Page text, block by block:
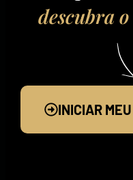
descubra
INICIAR